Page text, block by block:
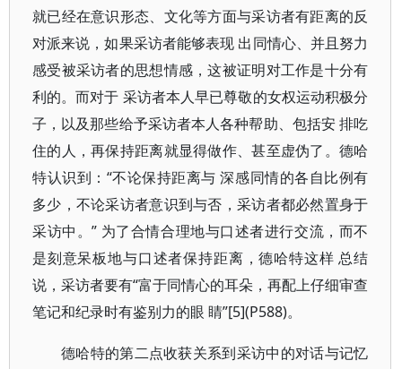
就已经在意识形态、文化等方面与采访者有距离的反
对派来说，如果采访者能够表现 出同情心、并且努力
感受被采访者的思想情感，这被证明对工作是十分有
利的。而对于 采访者本人早已尊敬的女权运动积极分
子，以及那些给予采访者本人各种帮助、包括安 排吃
住的人，再保持距离就显得做作、甚至虚伪了。德哈
特认识到：“不论保持距离与 深感同情的各自比例有
多少，不论采访者意识到与否，采访者都必然置身于
采访中。” 为了合情合理地与口述者进行交流，而不
是刻意呆板地与口述者保持距离，德哈特这样 总结
说，采访者要有“富于同情心的耳朵，再配上仔细审查
笔记和纪录时有鉴别力的眼 睛”[5](P588)。
德哈特的第二点收获关系到采访中的对话与记忆